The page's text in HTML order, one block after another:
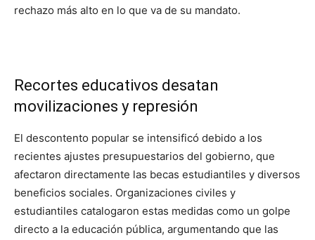
rechazo más alto en lo que va de su mandato.
Recortes educativos desatan
movilizaciones y represión
El descontento popular se intensificó debido a los
recientes ajustes presupuestarios del gobierno, que
afectaron directamente las becas estudiantiles y diversos
beneficios sociales. Organizaciones civiles y
estudiantiles catalogaron estas medidas como un golpe
directo a la educación pública, argumentando que las